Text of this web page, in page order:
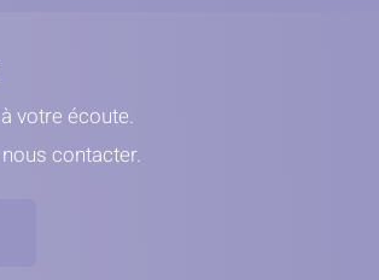
votre écoute.
contacter.